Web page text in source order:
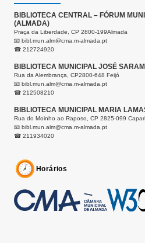
BIBLIOTECA CENTRAL – FÓRUM
(ALMADA)
Praça da Liberdade, CP 2800-199Almada
📧 bibl.mun.alm@cma.m-almada.pt
☎ 212724920
BIBLIOTECA MUNICIPAL JOSÉ
Rua da Alembrança, CP2800-648 Feijó
📧 bibl.mun.alm@cma.m-almada.pt
☎ 212508210
BIBLIOTECA MUNICIPAL MARIA
Rua do Moinho ao Raposo, CP 2825-099
📧 bibl.mun.alm@cma.m-almada.pt
☎ 211934020
Horários